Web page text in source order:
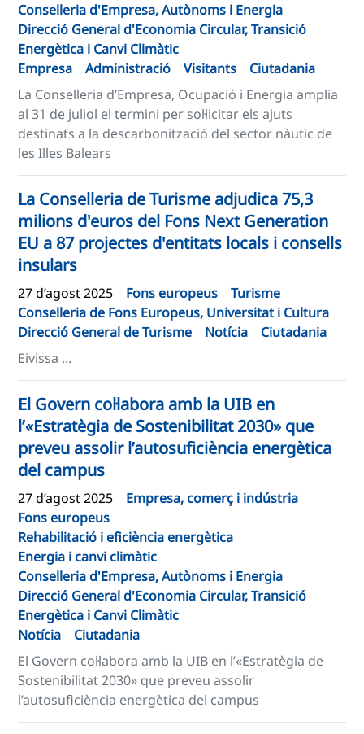
Conselleria d'Empresa, Autònoms i Energia
Direcció General d'Economia Circular, Transició
Energètica i Canvi Climàtic
Empresa
Administració Visitants
Ciutadania
La Conselleria d’Empresa, Ocupació i Energia amplia
al 31 de juliol el termini per sol·licitar els ajuts
destinats a la descarbonització del sector nàutic de
les Illes Balears
La Conselleria de Turisme adjudica 75,3
milions d'euros del Fons Next Generation
EU a 87 projectes d'entitats locals i consells
insulars
27 d’agost 2025 Fons europeus
Turisme
Conselleria de Fons Europeus, Universitat i Cultura
Direcció General de Turisme
Notícia
Ciutadania
Eivissa ...
El Govern col·labora amb la UIB en
l’«Estratègia de Sostenibilitat 2030» que
preveu assolir l’autosuficiència energètica
del campus
27 d’agost 2025
Empresa, comerç i indústria
Fons europeus
Rehabilitació i eficiència energètica
Energia i canvi climàtic
Conselleria d'Empresa, Autònoms i Energia
Direcció General d'Economia Circular, Transició
Energètica i Canvi Climàtic
Notícia
Ciutadania
El Govern col·labora amb la UIB en l’«Estratègia de
Sostenibilitat 2030» que preveu assolir
l’autosuficiència energètica del campus